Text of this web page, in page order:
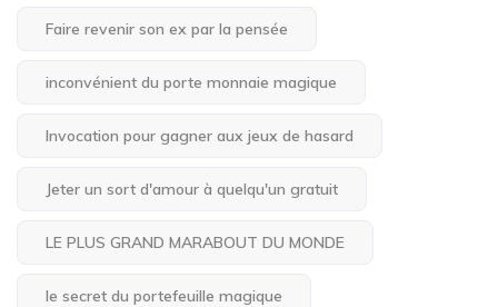
Faire revenir son ex par la pensée
inconvénient du porte monnaie magique
Invocation pour gagner aux jeux de hasard
Jeter un sort d'amour à quelqu'un gratuit
LE PLUS GRAND MARABOUT DU MONDE
le secret du portefeuille magique